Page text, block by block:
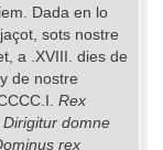
Dada en lo
sots nostre
a .XVIII. dies de
de nostre
Rex
domne
rex